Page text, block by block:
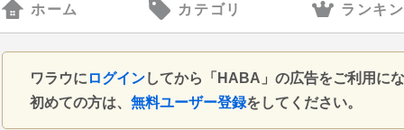
ホーム カテゴリ ランキ
ワラウに ログインしてから「HABA」の広告をご利用に
初めての方は、 無料ユーザー登録をしてください。